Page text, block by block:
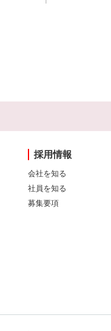
採用情報
会社を知る
社員を知る
募集要項